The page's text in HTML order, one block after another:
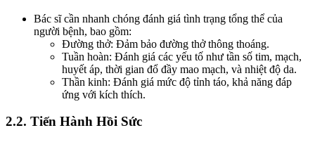
Bác sĩ cần nhanh chóng đánh giá tình trạng tổng thể của
người bệnh, bao gồm:
Đường thở: Đảm bảo đường thở thông thoáng.
Tuần hoàn: Đánh giá các yếu tố như tần số tim, mạch,
huyết áp, thời gian đổ đầy mao mạch, và nhiệt độ da.
Thần kinh: Đánh giá mức độ tỉnh táo, khả năng đáp
ứng với kích thích.
2.2. Tiến Hành Hồi Sức